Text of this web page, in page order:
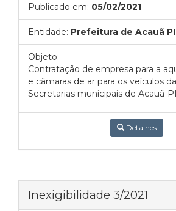
Publicado em: 05/02/2021
Entidade: Prefeitura de Acauã PI
Objeto:
Contratação de empresa para a
e câmaras de ar para os veículos
Secretarias municipais de Acauã-PI
Detalhes
Inexigibilidade 3/2021